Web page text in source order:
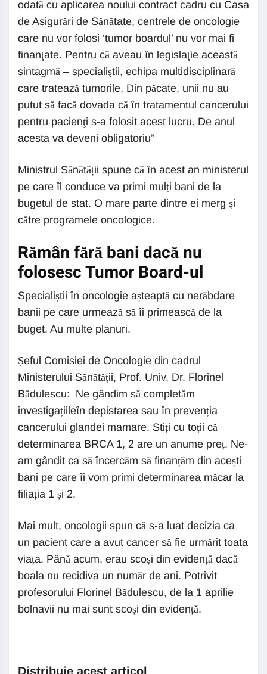
odată cu aplicarea noului contract cadru cu Casa
de Asigurări de Sănătate, centrele de oncologie
care nu vor folosi ‘tumor boardul’ nu vor mai fi
finanţate. Pentru că aveau în legislaţie această
sintagmă – specialiştii, echipa multidisciplinară
care tratează tumorile. Din păcate, unii nu au
putut să facă dovada că în tratamentul cancerului
pentru pacienţi s-a folosit acest lucru. De anul
acesta va deveni obligatoriu”
Ministrul Sănătății spune că în acest an ministerul
pe care îl conduce va primi mulți bani de la
bugetul de stat. O mare parte dintre ei merg și
către programele oncologice.
Rămân fără bani dacă nu
folosesc Tumor Board-ul
Specialiștii în oncologie așteaptă cu nerăbdare
banii pe care urmează să îi primească de la
buget. Au multe planuri.
Șeful Comisiei de Oncologie din cadrul
Ministerului Sănătății, Prof. Univ. Dr. Florinel
Bădulescu: Ne gândim să completăm
investigațiileîn depistarea sau în prevenția
cancerului glandei mamare. Stiți cu toții că
determinarea BRCA 1, 2 are un anume preț. Ne-
am gândit ca să încercăm să finanțăm din acești
bani pe care îi vom primi determinarea măcar la
filiația 1 și 2.
Mai mult, oncologii spun că s-a luat decizia ca
un pacient care a avut cancer să fie urmărit toata
viața. Până acum, erau scoși din evidență dacă
boala nu recidiva un număr de ani. Potrivit
profesorului Florinel Bădulescu, de la 1 aprilie
bolnavii nu mai sunt scoși din evidență.
Distribuie acest articol